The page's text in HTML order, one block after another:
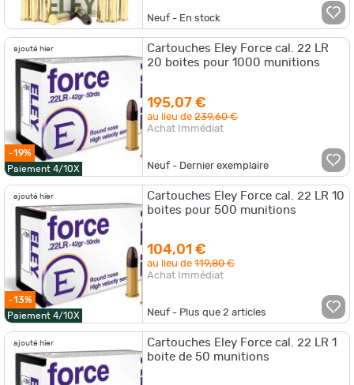
Neuf - En stock
ajouté hier
-19%
Paiement 4/10X
Cartouches Eley Force cal. 22 LR
20 boites pour 1000 munitions
195,07 €
au lieu de239,60 €
Achat Immédiat
Neuf - Dernier exemplaire
ajouté hier
-13%
Paiement 4/10X
Cartouches Eley Force cal. 22 LR 10
boites pour 500 munitions
104,01 €
au lieu de119,80 €
Achat Immédiat
Neuf - Plus que2 articles
ajouté hier
Cartouches Eley Force cal. 22 LR 1
boite de 50 munitions